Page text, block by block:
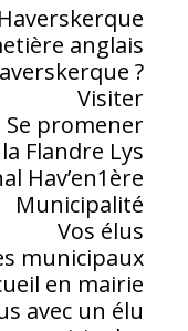
anglais
?
Visiter
Se promener
Flandre Lys
Hav’en1ère
Municipalité
Vos élus
municipaux
en mairie
avec un élu